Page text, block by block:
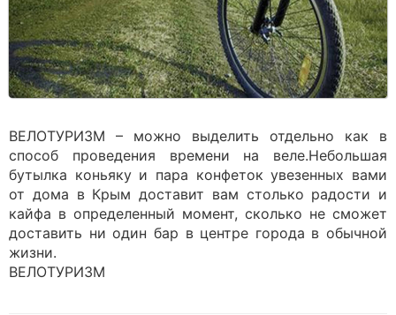
ВЕЛОТУРИЗМ – можно выделить отдельно как в
способ проведения времени на веле.Небольшая
бутылка коньяку и пара конфеток увезенных вами
от дома в Крым доставит вам столько радости и
кайфа в определенный момент, сколько не сможет
доставить ни один бар в центре города в обычной
жизни.
ВЕЛОТУРИЗМ